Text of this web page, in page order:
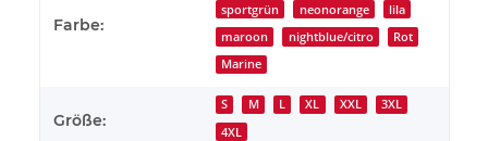
Farbe:
sportgrün
neonorange
lila
maroon
nightblue/citro
Rot
Marine
Größe:
S M L XL XXL
3XL
4XL